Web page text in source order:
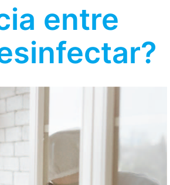
entre